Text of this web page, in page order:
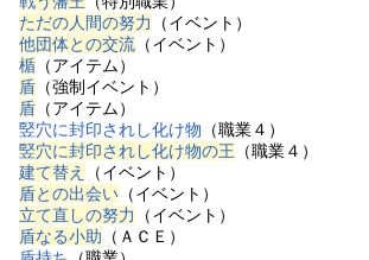
ただの人間の努力
（イベント）
他団体との交流 （イベント）
楯 （アイテム）
盾 （強制イベント）
盾 （アイテム）
竪穴に封印されし化け物 （職業４）
竪穴に封印されし化け物の王 （職業４）
建て替え
（イベント）
盾との出会い （イベント）
立て直しの努力
（イベント）
盾なる小助 （ＡＣＥ）